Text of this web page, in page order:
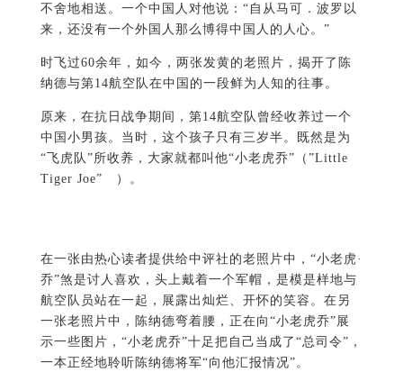
不舍地相送。一个中国人对他说：“自从马可．波罗以
来，还没有一个外国人那么博得中国人的人心。”
时飞过60余年，如今，两张发黄的老照片，揭开了陈
纳德与第14航空队在中国的一段鲜为人知的往事。
原来，在抗日战争期间，第14航空队曾经收养过一个
中国小男孩。当时，这个孩子只有三岁半。既然是为
“飞虎队”所收养，大家就都叫他“小老虎乔”（”Little
Tiger Joe” ）。
在一张由热心读者提供给中评社的老照片中，“小老虎·
乔”煞是讨人喜欢，头上戴着一个军帽，是模是样地与
航空队员站在一起，展露出灿烂、开怀的笑容。在另
一张老照片中，陈纳德弯着腰，正在向“小老虎乔”展
示一些图片，“小老虎乔”十足把自己当成了“总司令”，
一本正经地聆听陈纳德将军“向他汇报情况”。